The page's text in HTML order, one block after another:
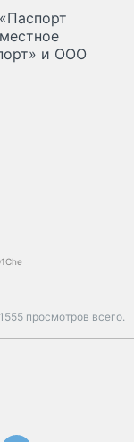
и ООО
1555 просмотров всего.